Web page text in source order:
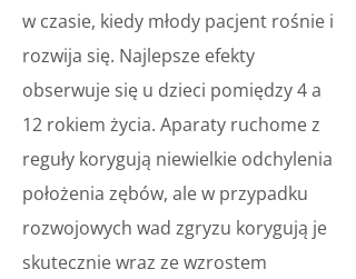
w czasie, kiedy młody pacjent rośnie i
rozwija się. Najlepsze efekty
obserwuje się u dzieci pomiędzy 4 a
12 rokiem życia. Aparaty ruchome z
reguły korygują niewielkie odchylenia
położenia zębów, ale w przypadku
rozwojowych wad zgryzu korygują je
skutecznie wraz ze wzrostem